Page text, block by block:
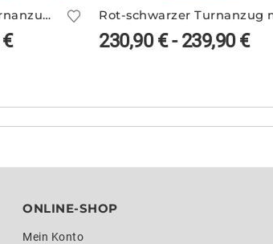
Bedruckter blauer Turnanzug FREEZY/3
€ 230,90€-239,90€
ONLINE-SHOP
Mein Konto